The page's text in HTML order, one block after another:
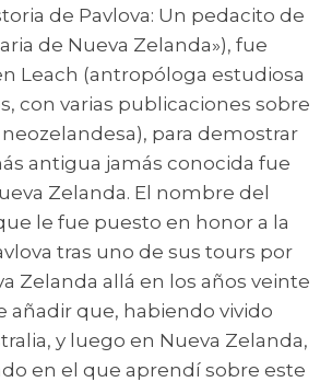
de Pavlova: Un pedacito de
de Nueva Zelanda»), fue
Leach (antropóloga estudiosa
con varias publicaciones sobre
para demostrar
antigua jamás conocida fue
Zelanda. El nombre del
le fue puesto en honor a la
tras uno de sus tours por
Zelanda allá en los años veinte
añadir que, habiendo vivido
y luego en Nueva Zelanda,
en el que aprendí sobre este